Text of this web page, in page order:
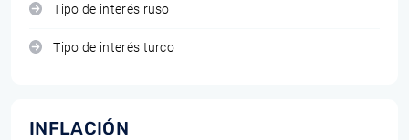
Tipo de interés ruso
Tipo de interés turco
INFLACIÓN